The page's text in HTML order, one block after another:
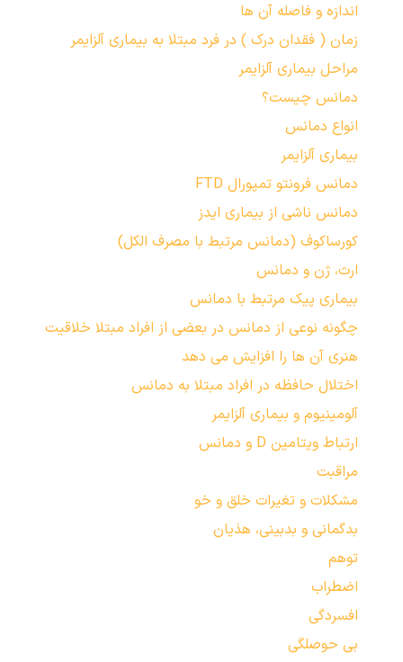
اندازه و فاصله آن ها
زمان ( فقدان درک ) در فرد مبتلا به بیماری آلزایمر
مراحل بیماری آلزایمر
دمانس چیست؟
انواع دمانس
بیماری آلزایمر
دمانس فرونتو تمپورال FTD
دمانس ناشی از بیماری ایدز
کورساکوف (دمانس مرتبط با مصرف الکل)
ارث، ژن و دمانس
بیماری پیک مرتبط با دمانس
چگونه نوعی از دمانس در بعضی از افراد مبتلا خلاقیت
هنری آن ها را افزایش می دهد
اختلال حافظه در افراد مبتلا به دمانس
آلومینیوم و بیماری آلزایمر
ارتباط ویتامین D و دمانس
مراقبت
مشکلات و تغیرات خلق و خو
بدگمانی و بدبینی، هذیان
توهم
اضطراب
افسردگی
بی حوصلگی